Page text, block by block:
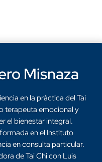
Misnaza
en la práctica del Tai
terapeuta emocional y
el bienestar integral.
en el Instituto
en consulta particular.
de Tai Chi con Luis